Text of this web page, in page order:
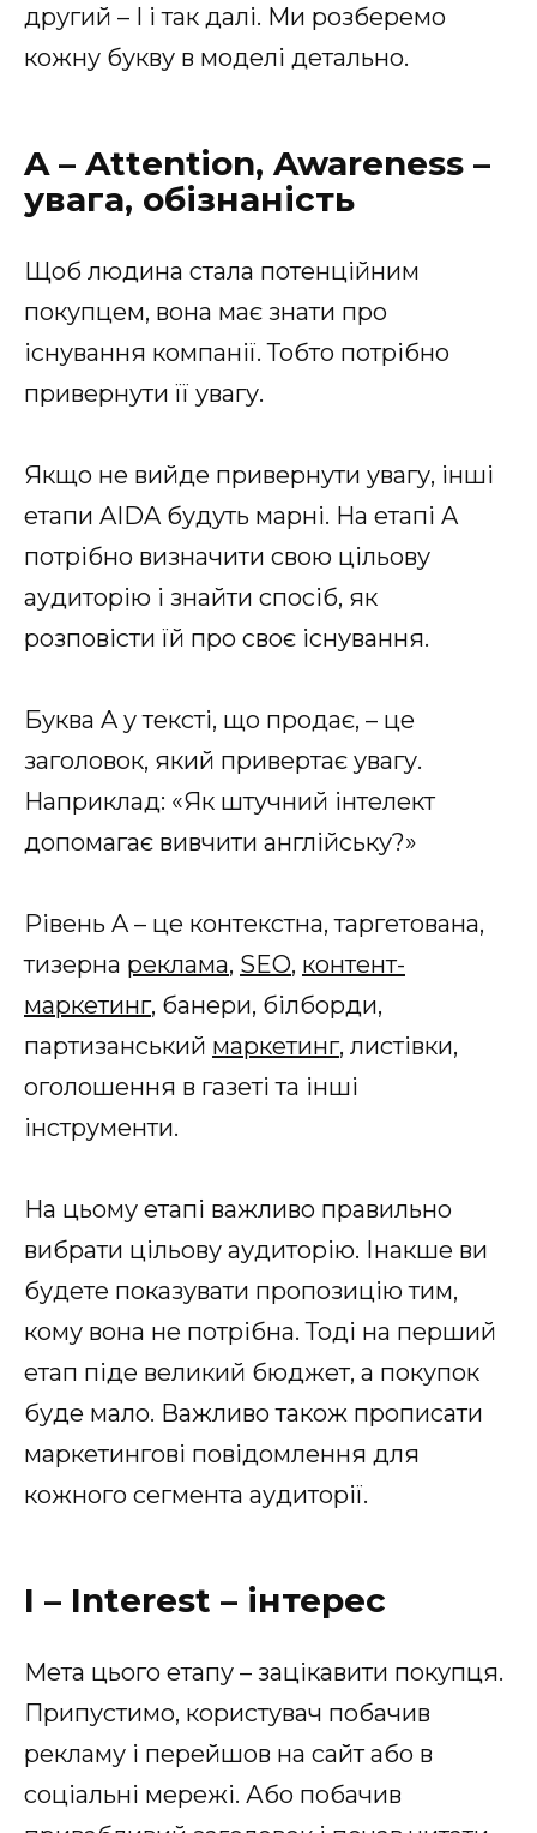
другий – I і так далі. Ми розберемо
кожну букву в моделі детально.
A – Attention, Awareness –
увага, обізнаність
Щоб людина стала потенційним
покупцем, вона має знати про
існування компанії. Тобто потрібно
привернути її увагу.
Якщо не вийде привернути увагу, інші
етапи AIDA будуть марні. На етапі A
потрібно визначити свою цільову
аудиторію і знайти спосіб, як
розповісти їй про своє існування.
Буква A у тексті, що продає, – це
заголовок, який привертає увагу.
Наприклад: «Як штучний інтелект
допомагає вивчити англійську?»
Рівень A – це контекстна, таргетована,
тизерна реклама, SEO, контент-
маркетинг, банери, білборди,
партизанський маркетинг, листівки,
оголошення в газеті та інші
інструменти.
На цьому етапі важливо правильно
вибрати цільову аудиторію. Інакше ви
будете показувати пропозицію тим,
кому вона не потрібна. Тоді на перший
етап піде великий бюджет, а покупок
буде мало. Важливо також прописати
маркетингові повідомлення для
кожного сегмента аудиторії.
I – Interest – інтерес
Мета цього етапу – зацікавити покупця.
Припустимо, користувач побачив
рекламу і перейшов на сайт або в
соціальні мережі. Або побачив